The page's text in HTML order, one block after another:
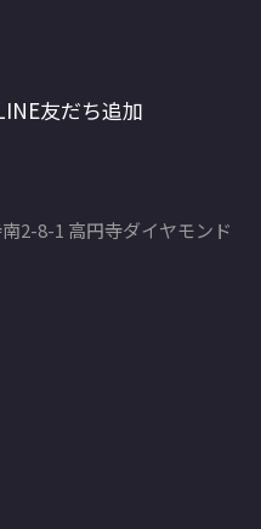
友だち追加
2-8-1 高円寺ダイヤモンド